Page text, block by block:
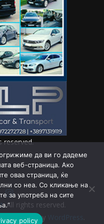
reserved.
. All rights reserved.
Powered by .
да ви го дадеме
веб-страница. Ако
оваа страница, ќе
со неа. Со кликање на
за употреба на сите
policy